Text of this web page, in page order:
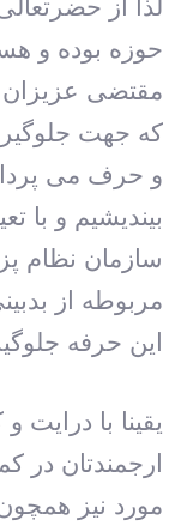
لذا از
حوزه بوده و
مقتضی عزیزان
که جهت
و حرف می
بیندیشیم و با
سازمان نظام
مربوطه از
این حرفه
یقینا با درایت
ارجمندتان در
مورد نیز